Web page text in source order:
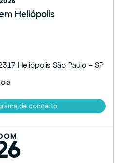
2026
Heliópolis
Heliópolis São Paulo – SP
de concerto
DOM